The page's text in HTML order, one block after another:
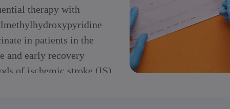
therapy with
in patients in the
and early recovery
of ischemic stroke (IS)